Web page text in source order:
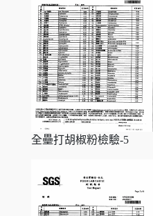
全壘打胡椒粉檢驗-5